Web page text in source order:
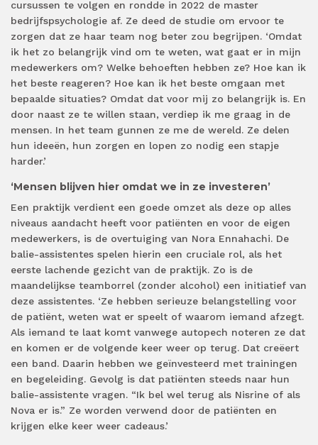
cursussen te volgen en rondde in 2022 de master
bedrijfspsychologie af. Ze deed de studie om ervoor te
zorgen dat ze haar team nog beter zou begrijpen. ‘Omdat
ik het zo belangrijk vind om te weten, wat gaat er in mijn
medewerkers om? Welke behoeften hebben ze? Hoe kan ik
het beste reageren? Hoe kan ik het beste omgaan met
bepaalde situaties? Omdat dat voor mij zo belangrijk is. En
door naast ze te willen staan, verdiep ik me graag in de
mensen. In het team gunnen ze me de wereld. Ze delen
hun ideeën, hun zorgen en lopen zo nodig een stapje
harder.’
‘Mensen blijven hier omdat we in ze investeren’
Een praktijk verdient een goede omzet als deze op alles
niveaus aandacht heeft voor patiënten en voor de eigen
medewerkers, is de overtuiging van Nora Ennahachi. De
balie-assistentes spelen hierin een cruciale rol, als het
eerste lachende gezicht van de praktijk. Zo is de
maandelijkse teamborrel (zonder alcohol) een initiatief van
deze assistentes. ‘Ze hebben serieuze belangstelling voor
de patiënt, weten wat er speelt of waarom iemand afzegt.
Als iemand te laat komt vanwege autopech noteren ze dat
en komen er de volgende keer weer op terug. Dat creëert
een band. Daarin hebben we geïnvesteerd met trainingen
en begeleiding. Gevolg is dat patiënten steeds naar hun
balie-assistente vragen. “Ik bel wel terug als Nisrine of als
Nova er is.” Ze worden verwend door de patiënten en
krijgen elke keer weer cadeaus.’